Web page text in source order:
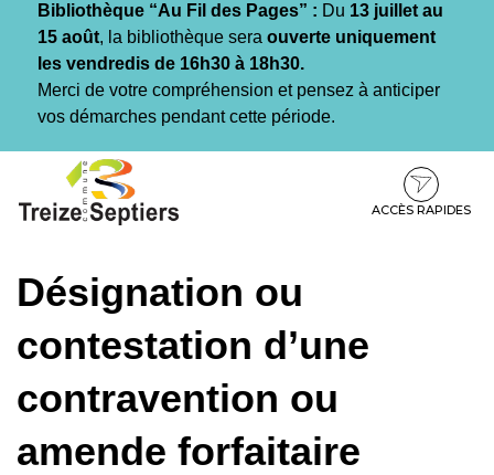
Bibliothèque “Au Fil des Pages” : Du 13 juillet au
15 août, la bibliothèque sera ouverte uniquement
les vendredis de 16h30 à 18h30.
Merci de votre compréhension et pensez à anticiper
vos démarches pendant cette période.
contenu
pied
ACCÈS RAPIDES
Désignation ou
contestation d’une
contravention ou
amende forfaitaire